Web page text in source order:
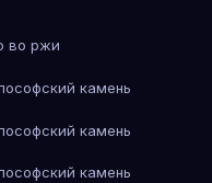
во ржи
камень
камень
камень